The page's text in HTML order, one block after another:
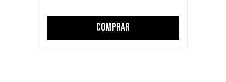
COMPRAR